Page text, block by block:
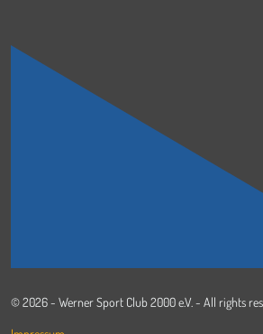
© 2026 - Werner Sport Club 2000 e.V. - All rights